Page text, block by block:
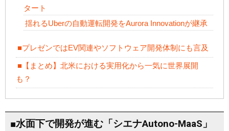
タート
揺れるUberの自動運転開発をAurora Innovationが継承
■プレゼンではEV関連やソフトウェア開発体制にも言及
■【まとめ】北米における実用化から一気に世界展開
も？
■水面下で開発が進む「シエナAutono-MaaS」